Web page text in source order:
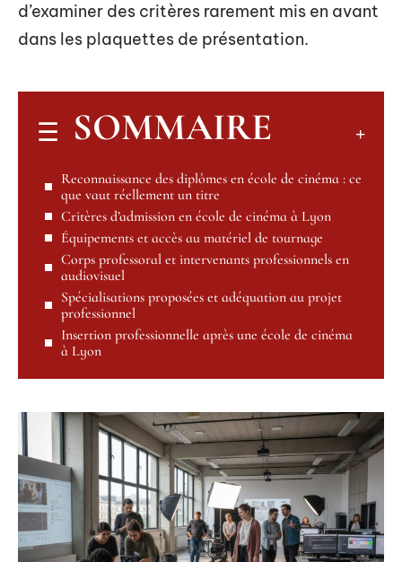
d’examiner des critères rarement mis en avant
dans les plaquettes de présentation.
SOMMAIRE
Reconnaissance des diplômes en école de cinéma : ce
que vaut réellement un titre
Critères d’admission en école de cinéma à Lyon
Équipements et accès au matériel de tournage
Corps professoral et intervenants professionnels en
audiovisuel
Spécialisations proposées et adéquation au projet
professionnel
Insertion professionnelle après une école de cinéma
à Lyon